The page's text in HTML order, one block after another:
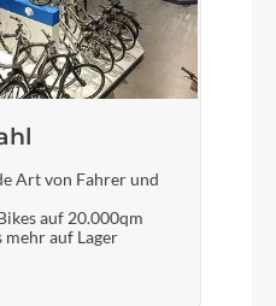
Nexus
Art von Fahrer und
auf 20.000qm
mehr auf Lager